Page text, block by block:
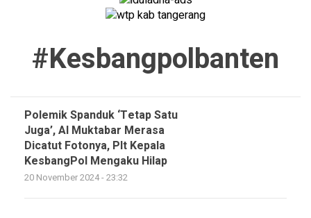
#kesbangpolbanten
Polemik Spanduk ‘Tetap Satu
Juga’, Al Muktabar Merasa
Dicatut Fotonya, Plt Kepala
KesbangPol Mengaku Hilap
20 November 2024 - 23:32